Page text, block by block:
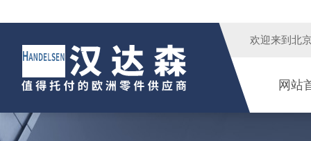
欢迎来到 北
网站